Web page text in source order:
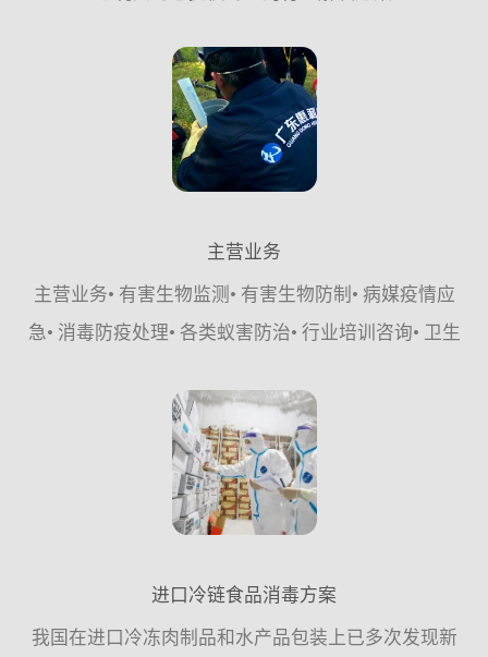
主营业务
主营业务• 有害生物监测• 有害生物防制• 病媒疫情应
急• 消毒防疫处理• 各类蚁害防治• 行业培训咨询• 卫生
进口冷链食品消毒方案
我国在进口冷冻肉制品和水产品包装上已多次发现新